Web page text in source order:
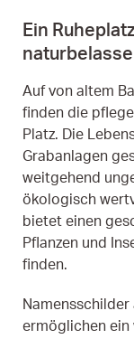
Ein
Auf von altem
finden die
Platz. Die
Grabanlagen
weitgehend
ökologisch
bietet einen
Pflanzen und
finden.
Namensschilder
ermöglichen